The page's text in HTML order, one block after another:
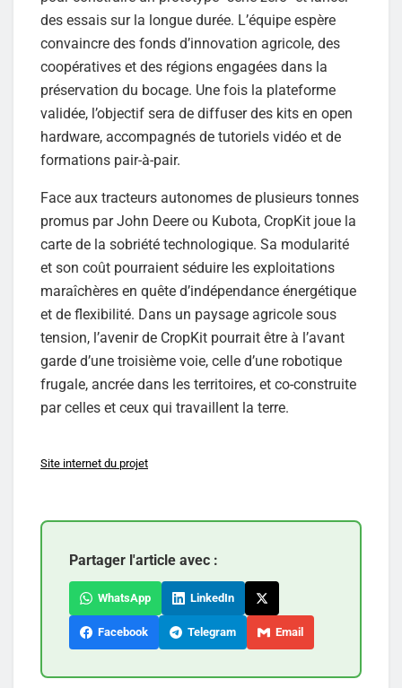
des essais sur la longue durée. L’équipe espère
convaincre des fonds d’innovation agricole, des
coopératives et des régions engagées dans la
préservation du bocage. Une fois la plateforme
validée, l’objectif sera de diffuser des kits en open
hardware, accompagnés de tutoriels vidéo et de
formations pair-à-pair.
Face aux tracteurs autonomes de plusieurs tonnes
promus par John Deere ou Kubota, CropKit joue la
carte de la sobriété technologique. Sa modularité
et son coût pourraient séduire les exploitations
maraîchères en quête d’indépendance énergétique
et de flexibilité. Dans un paysage agricole sous
tension, l’avenir de CropKit pourrait être à l’avant
garde d’une troisième voie, celle d’une robotique
frugale, ancrée dans les territoires, et co-construite
par celles et ceux qui travaillent la terre.
Site internet du projet
Partager l'article avec :
WhatsApp LinkedIn
Facebook Telegram Email